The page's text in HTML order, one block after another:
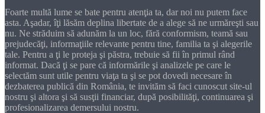
Foarte multă lume se bate pentru atenţia ta, dar noi nu putem face
asta. Aşadar, îţi lăsăm deplina libertate de a alege să ne urmăreşti sau
nu. Ne străduim să adunăm la un loc, fără conformism, teamă sau
prejudecăţi, informaţiile relevante pentru tine, familia ta şi alegerile
tale. Pentru a ţi le proteja şi păstra, trebuie să fii în primul rând
informat. Dacă ţi se pare că informările şi analizele pe care le
selectăm sunt utile pentru viaţa ta şi se pot dovedi necesare în
dezbaterea publică din România, te invităm să faci cunoscut site-ul
nostru şi altora şi să susţii financiar, după posibilităţi, continuarea şi
profesionalizarea demersului nostru.